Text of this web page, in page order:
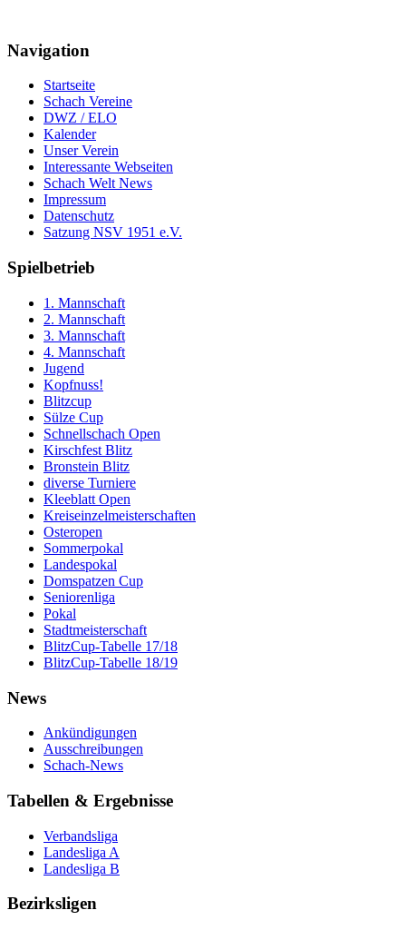
Navigation
Startseite
Schach Vereine
DWZ / ELO
Kalender
Unser Verein
Interessante Webseiten
Schach Welt News
Impressum
Datenschutz
Satzung NSV 1951 e.V.
Spielbetrieb
1. Mannschaft
2. Mannschaft
3. Mannschaft
4. Mannschaft
Jugend
Kopfnuss!
Blitzcup
Sülze Cup
Schnellschach Open
Kirschfest Blitz
Bronstein Blitz
diverse Turniere
Kleeblatt Open
Kreiseinzelmeisterschaften
Osteropen
Sommerpokal
Landespokal
Domspatzen Cup
Seniorenliga
Pokal
Stadtmeisterschaft
BlitzCup-Tabelle 17/18
BlitzCup-Tabelle 18/19
News
Ankündigungen
Ausschreibungen
Schach-News
Tabellen & Ergebnisse
Verbandsliga
Landesliga A
Landesliga B
Bezirksligen